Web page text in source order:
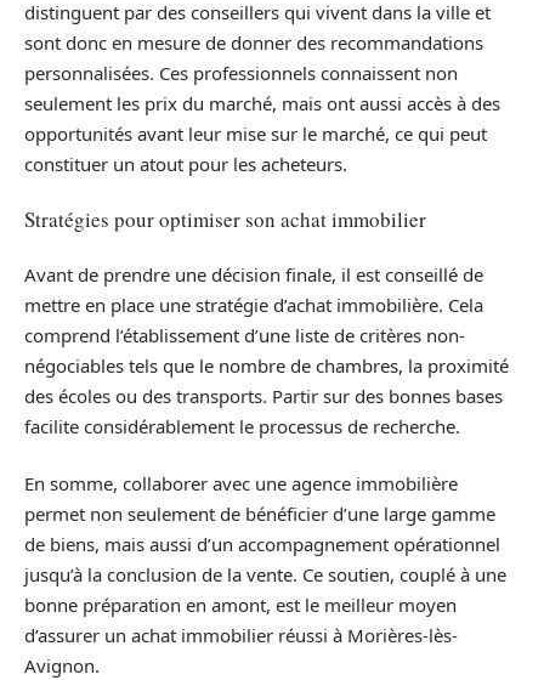
distinguent par des conseillers qui vivent dans la ville et
sont donc en mesure de donner des recommandations
personnalisées. Ces professionnels connaissent non
seulement les prix du marché, mais ont aussi accès à des
opportunités avant leur mise sur le marché, ce qui peut
constituer un atout pour les acheteurs.
Stratégies pour optimiser son achat immobilier
Avant de prendre une décision finale, il est conseillé de
mettre en place une stratégie d’achat immobilière. Cela
comprend l’établissement d’une liste de critères non-
négociables tels que le nombre de chambres, la proximité
des écoles ou des transports. Partir sur des bonnes bases
facilite considérablement le processus de recherche.
En somme, collaborer avec une agence immobilière
permet non seulement de bénéficier d’une large gamme
de biens, mais aussi d’un accompagnement opérationnel
jusqu’à la conclusion de la vente. Ce soutien, couplé à une
bonne préparation en amont, est le meilleur moyen
d’assurer un achat immobilier réussi à Morières-lès-
Avignon.